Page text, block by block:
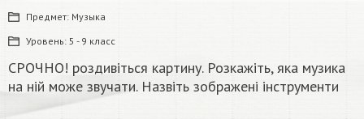
Предмет: Музыка
Уровень: 5 - 9 класс
СРОЧНО! роздивіться картину. Розкажіть, яка музика
на ній може звучати. Назвіть зображені інструменти